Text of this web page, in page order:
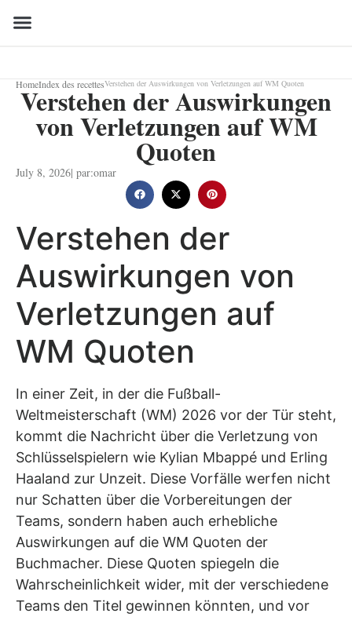
HomeIndex des recettesVerstehen der Auswirkungen von Verletzungen auf WM Quoten
Verstehen der Auswirkungen
von Verletzungen auf WM
Quoten
July 8, 2026| par:omar
Verstehen der
Auswirkungen von
Verletzungen auf
WM Quoten
In einer Zeit, in der die Fußball-
Weltmeisterschaft (WM) 2026 vor der Tür steht,
kommt die Nachricht über die Verletzung von
Schlüsselspielern wie Kylian Mbappé und Erling
Haaland zur Unzeit. Diese Vorfälle werfen nicht
nur Schatten über die Vorbereitungen der
Teams, sondern haben auch erhebliche
Auswirkungen auf die WM Quoten der
Buchmacher. Diese Quoten spiegeln die
Wahrscheinlichkeit wider, mit der verschiedene
Teams den Titel gewinnen könnten, und vor